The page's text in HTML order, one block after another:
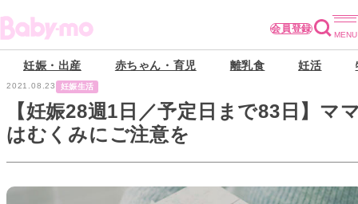
会員登録
妊娠・出産 赤ちゃん・育児 離乳食 妊活
2021.08.23 妊娠生活
【妊娠28週1日／予定日まで83日】マ
はむくみにご注意を